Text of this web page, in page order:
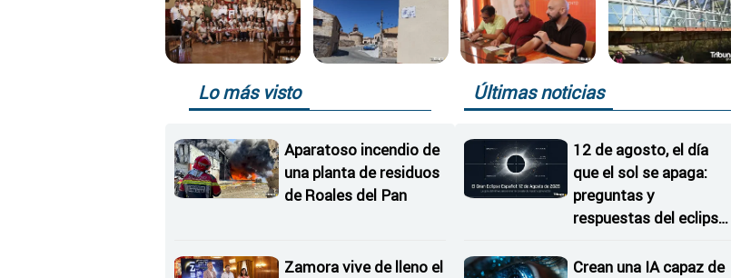
Lo más visto
Aparatoso incendio de
una planta de residuos
de Roales del Pan
Zamora vive de lleno el
Últimas noticias
12 de agosto, el día
que el sol se apaga:
preguntas y
respuestas del eclipse
Crean una IA capaz de